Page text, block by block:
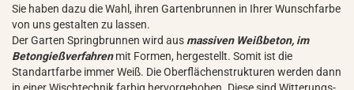
Sie haben dazu die Wahl, ihren Gartenbrunnen in Ihrer Wunschfarbe
von uns gestalten zu lassen.
Der Garten Springbrunnen wird aus massiven Weißbeton, im
Betongießverfahrenmit Formen, hergestellt. Somit ist die
Standartfarbe immer Weiß. Die Oberflächenstrukturen werden dann